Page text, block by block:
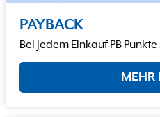
PAYBACK
Bei jedem Einkauf PB
MEHR